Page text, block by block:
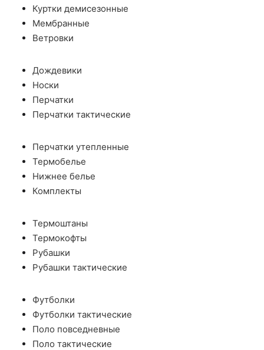
Куртки демисезонные
Мембранные
Ветровки
Дождевики
Носки
Перчатки
Перчатки тактические
Перчатки утепленные
Термобелье
Нижнее белье
Комплекты
Термоштаны
Термокофты
Рубашки
Рубашки тактические
Футболки
Футболки тактические
Поло повседневные
Поло тактические